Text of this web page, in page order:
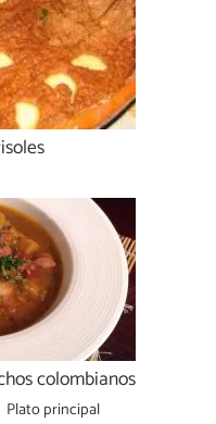
colombianos
Plato principal